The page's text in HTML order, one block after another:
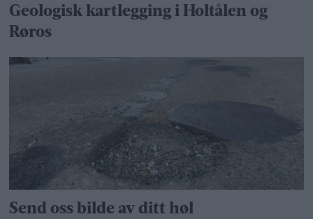
Geologisk kartlegging i Holtålen og
Røros
Send oss bilde av ditt høl